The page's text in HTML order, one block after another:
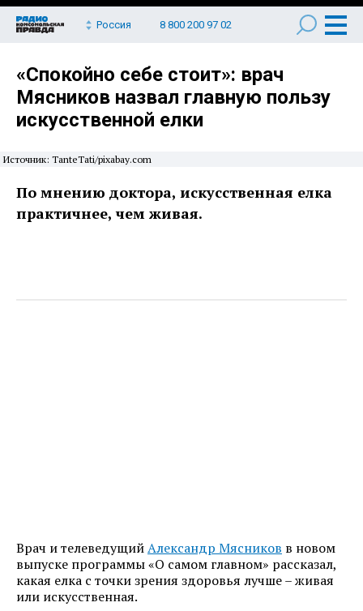
Россия 8 800 200 97 02
«Спокойно себе стоит»: врач
Мясников назвал главную пользу
искусственной елки
Источник: TanteTati/pixabay.com
По мнению доктора, искусственная елка
практичнее, чем живая.
Врач и телеведущийАлександр Мясников в новом
выпуске программы «О самом главном» рассказал,
какая елка с точки зрения здоровья лучше – живая
или искусственная.